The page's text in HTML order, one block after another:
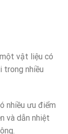
vật liệu có
trong nhiều
nhiều ưu điểm
và dẫn nhiệt